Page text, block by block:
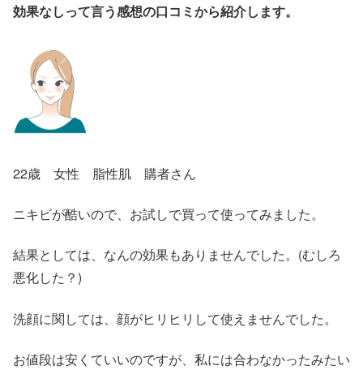
効果なしって言う感想の口コミから紹介します。
22歳 女性 脂性肌 購者さん
ニキビが酷いので、お試しで買って使ってみました。
結果としては、なんの効果もありませんでした。(むしろ
悪化した？)
洗顔に関しては、顔がヒリヒリして使えませんでした。
お値段は安くていいのですが、私には合わなかったみたい